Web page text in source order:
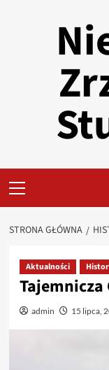
Menu
STRONA GŁÓWNA
Aktualności
admin 15 lipca,